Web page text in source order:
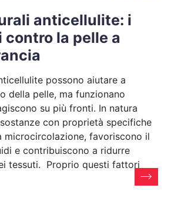
anticellulite: i
la pelle a
possono aiutare a
della pelle, ma funzionano
su più fronti. In natura
con proprietà specifiche
microcircolazione, favoriscono il
e contribuiscono a ridurre
tessuti. Proprio questi fattori